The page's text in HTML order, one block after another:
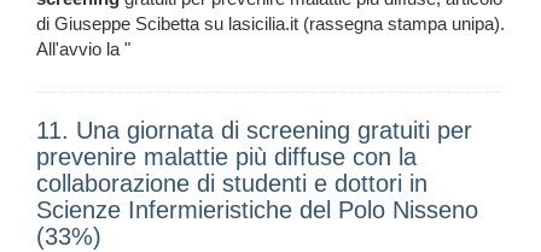
di Giuseppe Scibetta su lasicilia.it (rassegna stampa unipa).
All'avvio la "
11. Una giornata di screening gratuiti per
prevenire malattie più diffuse con la
collaborazione di studenti e dottori in
Scienze Infermieristiche del Polo Nisseno
(33%)